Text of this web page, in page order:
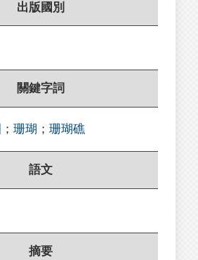
出版國別
關鍵字詞
； 珊瑚 ； 珊瑚礁
語文
摘要